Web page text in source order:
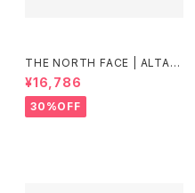
THE NORTH FACE | ALTAM
ESA500RD | アストロライム\フ
ィズライム | Unisex
¥16,786
30%OFF